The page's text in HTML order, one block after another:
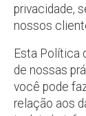
privacidade,
nossos
Esta Política
de nossas
você pode
relação aos